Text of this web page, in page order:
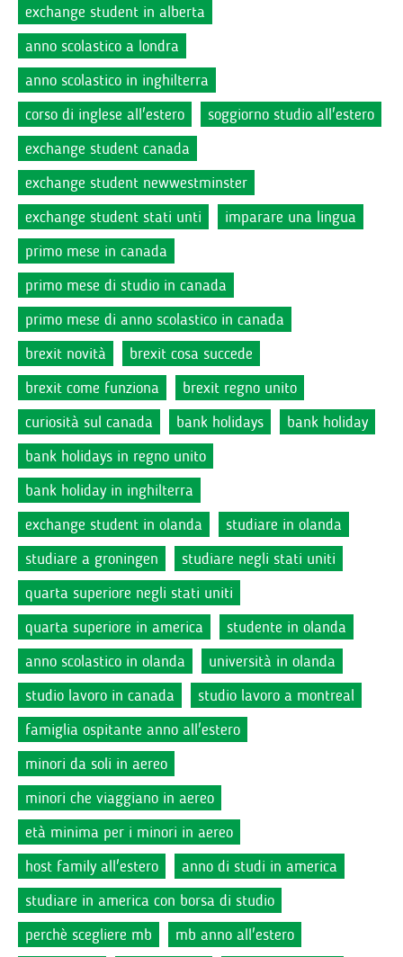
exchange student in alberta
anno scolastico a londra
anno scolastico in inghilterra
corso di inglese all'estero
soggiorno studio all'estero
exchange student canada
exchange student newwestminster
exchange student stati unti
imparare una lingua
primo mese in canada
primo mese di studio in canada
primo mese di anno scolastico in canada
brexit novità
brexit cosa succede
brexit come funziona
brexit regno unito
curiosità sul canada
bank holidays
bank holiday
bank holidays in regno unito
bank holiday in inghilterra
exchange student in olanda
studiare in olanda
studiare a groningen
studiare negli stati uniti
quarta superiore negli stati uniti
quarta superiore in america
studente in olanda
anno scolastico in olanda
università in olanda
studio lavoro in canada
studio lavoro a montreal
famiglia ospitante anno all'estero
minori da soli in aereo
minori che viaggiano in aereo
età minima per i minori in aereo
host family all'estero
anno di studi in america
studiare in america con borsa di studio
perchè scegliere mb
mb anno all'estero